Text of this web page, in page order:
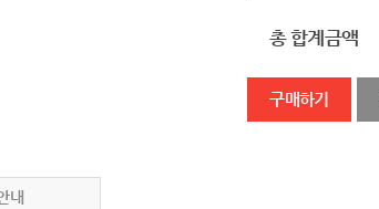
총 합계금액
구매하기
내